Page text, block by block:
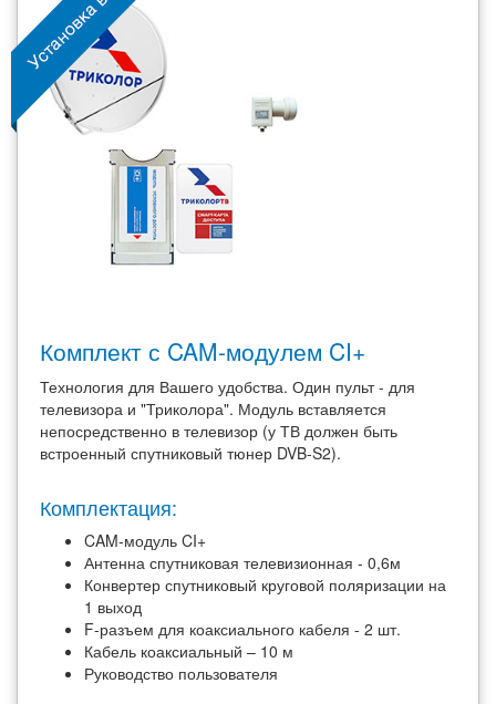
Комплект с CAM-модулем CI+
Технология для Вашего удобства. Один пульт - для
телевизора и "Триколора". Модуль вставляется
непосредственно в телевизор (у ТВ должен быть
встроенный спутниковый тюнер DVB-S2).
Комплектация:
CAM-модуль CI+
Антенна спутниковая телевизионная - 0,6м
Конвертер спутниковый круговой поляризации на
1 выход
F-разъем для коаксиального кабеля - 2 шт.
Кабель коаксиальный – 10 м
Руководство пользователя